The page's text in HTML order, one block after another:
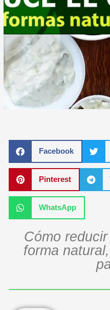
Facebook
Pinterest
WhatsApp
Cómo
forma